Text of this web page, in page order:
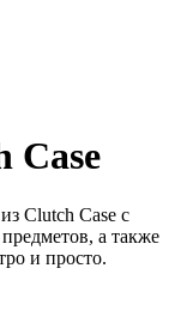
Case
Clutch Case с
а также
и просто.